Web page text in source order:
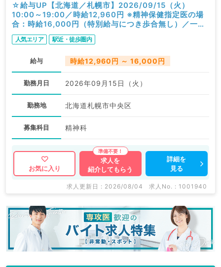
☆給与UP【北海道／札幌市】2026/09/15（火）
10:00～19:00／時給12,960円 ※精神保健指定医の場
合：時給16,000円（特別給与につき歩合無し）／一般
外来／精神科
人気エリア 駅近・徒歩圏内
給与 時給12,960円 ～ 16,000円
勤務月日 2026年09月15日（火）
勤務地 北海道札幌市中央区
募集科目 精神科
お気に入り
求人を
紹介してもらう
詳細を
見る
求人更新日 : 2026/08/04 求人No. : 1001940